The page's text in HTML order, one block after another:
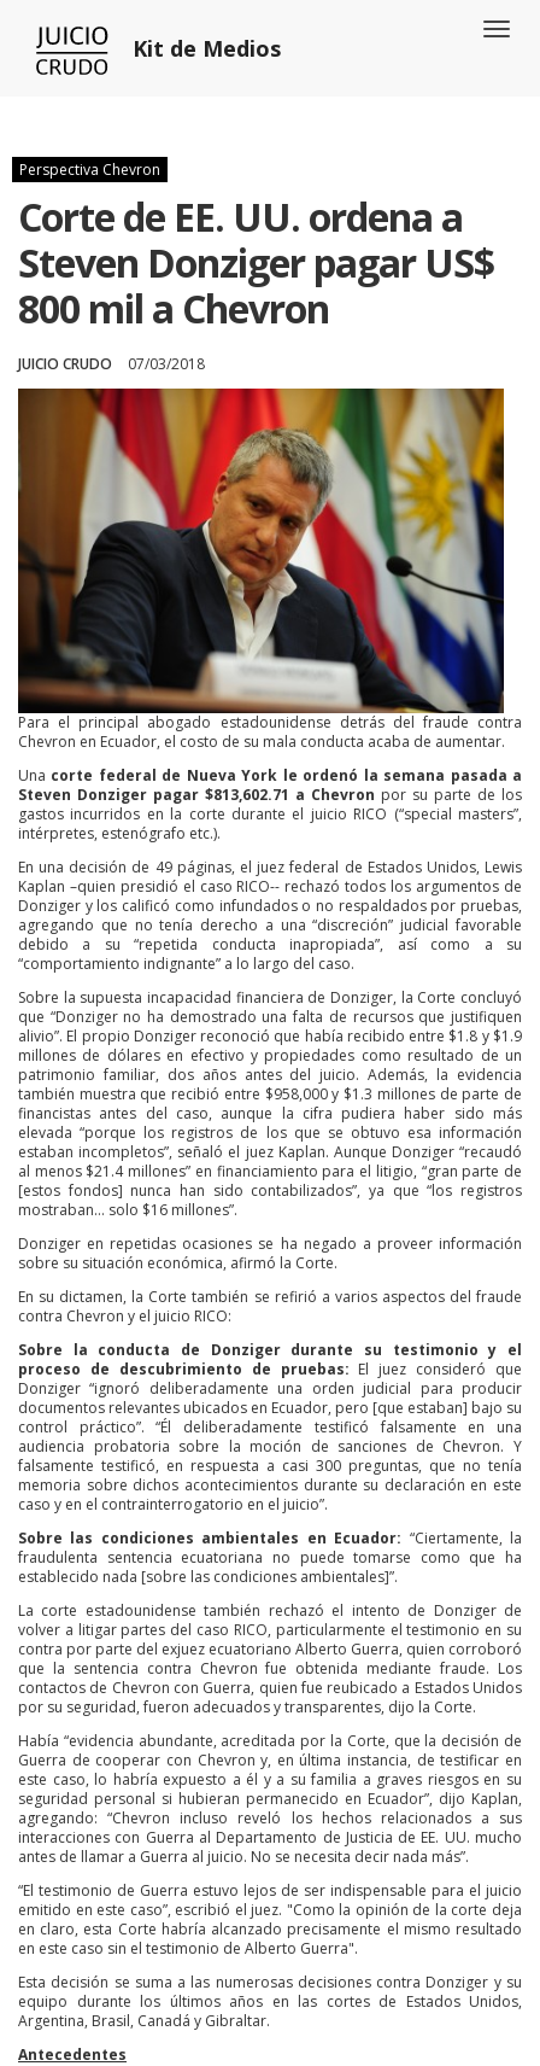
Kit de Medios
Perspectiva Chevron
Corte de EE. UU. ordena a
Steven Donziger pagar US$
800 mil a Chevron
JUICIO CRUDO 07/03/2018
Para el principal abogado estadounidense detrás del fraude contra
Chevron en Ecuador, el costo de su mala conducta acaba de aumentar.
Una corte federal de Nueva York le ordenó la semana pasada a
Steven Donziger pagar $813,602.71 a Chevron por su parte de los
gastos incurridos en la corte durante el juicio RICO (“special masters”,
intérpretes, estenógrafo etc.).
En una decisión de 49 páginas, el juez federal de Estados Unidos, Lewis
Kaplan –quien presidió el caso RICO-- rechazó todos los argumentos de
Donziger y los calificó como infundados o no respaldados por pruebas,
agregando que no tenía derecho a una “discreción” judicial favorable
debido a su “repetida conducta inapropiada”, así como a su
“comportamiento indignante” a lo largo del caso.
Sobre la supuesta incapacidad financiera de Donziger, la Corte concluyó
que “Donziger no ha demostrado una falta de recursos que justifiquen
alivio”. El propio Donziger reconoció que había recibido entre $1.8 y $1.9
millones de dólares en efectivo y propiedades como resultado de un
patrimonio familiar, dos años antes del juicio. Además, la evidencia
también muestra que recibió entre $958,000 y $1.3 millones de parte de
financistas antes del caso, aunque la cifra pudiera haber sido más
elevada “porque los registros de los que se obtuvo esa información
estaban incompletos”, señaló el juez Kaplan. Aunque Donziger “recaudó
al menos $21.4 millones” en financiamiento para el litigio, “gran parte de
[estos fondos] nunca han sido contabilizados”, ya que “los registros
mostraban… solo $16 millones”.
Donziger en repetidas ocasiones se ha negado a proveer información
sobre su situación económica, afirmó la Corte.
En su dictamen, la Corte también se refirió a varios aspectos del fraude
contra Chevron y el juicio RICO:
Sobre la conducta de Donziger durante su testimonio y el
proceso de descubrimiento de pruebas: El juez consideró que
Donziger “ignoró deliberadamente una orden judicial para producir
documentos relevantes ubicados en Ecuador, pero [que estaban] bajo su
control práctico”. “Él deliberadamente testificó falsamente en una
audiencia probatoria sobre la moción de sanciones de Chevron. Y
falsamente testificó, en respuesta a casi 300 preguntas, que no tenía
memoria sobre dichos acontecimientos durante su declaración en este
caso y en el contrainterrogatorio en el juicio”.
Sobre las condiciones ambientales en Ecuador: “Ciertamente, la
fraudulenta sentencia ecuatoriana no puede tomarse como que ha
establecido nada [sobre las condiciones ambientales]”.
La corte estadounidense también rechazó el intento de Donziger de
volver a litigar partes del caso RICO, particularmente el testimonio en su
contra por parte del exjuez ecuatoriano Alberto Guerra, quien corroboró
que la sentencia contra Chevron fue obtenida mediante fraude. Los
contactos de Chevron con Guerra, quien fue reubicado a Estados Unidos
por su seguridad, fueron adecuados y transparentes, dijo la Corte.
Había “evidencia abundante, acreditada por la Corte, que la decisión de
Guerra de cooperar con Chevron y, en última instancia, de testificar en
este caso, lo habría expuesto a él y a su familia a graves riesgos en su
seguridad personal si hubieran permanecido en Ecuador”, dijo Kaplan,
agregando: “Chevron incluso reveló los hechos relacionados a sus
interacciones con Guerra al Departamento de Justicia de EE. UU. mucho
antes de llamar a Guerra al juicio. No se necesita decir nada más”.
“El testimonio de Guerra estuvo lejos de ser indispensable para el juicio
emitido en este caso”, escribió el juez. "Como la opinión de la corte deja
en claro, esta Corte habría alcanzado precisamente el mismo resultado
en este caso sin el testimonio de Alberto Guerra".
Esta decisión se suma a las numerosas decisiones contra Donziger y su
equipo durante los últimos años en las cortes de Estados Unidos,
Argentina, Brasil, Canadá y Gibraltar.
Antecedentes